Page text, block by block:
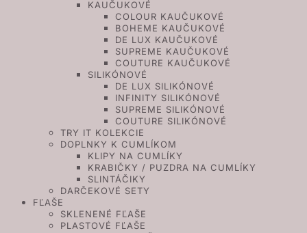
KAUČUKOVÉ
COLOUR KAUČUKOVÉ
BOHEME KAUČUKOVÉ
DE LUX KAUČUKOVÉ
SUPREME KAUČUKOVÉ
COUTURE KAUČUKOVÉ
SILIKÓNOVÉ
DE LUX SILIKÓNOVÉ
INFINITY SILIKÓNOVÉ
SUPREME SILIKÓNOVÉ
COUTURE SILIKÓNOVÉ
TRY IT KOLEKCIE
DOPLNKY K CUMLÍKOM
KLIPY NA CUMLÍKY
KRABIČKY / PUZDRA NA CUMLÍKY
SLINTÁČIKY
DARČEKOVÉ SETY
FĽAŠE
SKLENENÉ FĽAŠE
PLASTOVÉ FĽAŠE